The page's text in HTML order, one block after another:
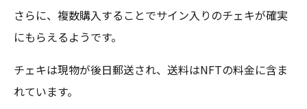
さらに、複数購入することでサイン入りのチェキが確実
にもらえるようです。
チェキは現物が後日郵送され、送料はNFTの料金に含ま
れています。